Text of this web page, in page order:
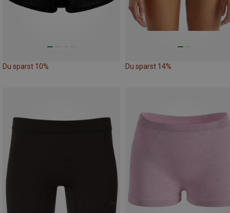
Du sparst 10% Du sparst 14%